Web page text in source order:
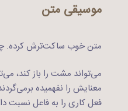
موسیقی متن
متن خوب ساکت‌ترش کرده.
می‌تواند مشت را باز کند،
معنایش را نفهمیده‌
فعل کاری را به فاعل نسبت